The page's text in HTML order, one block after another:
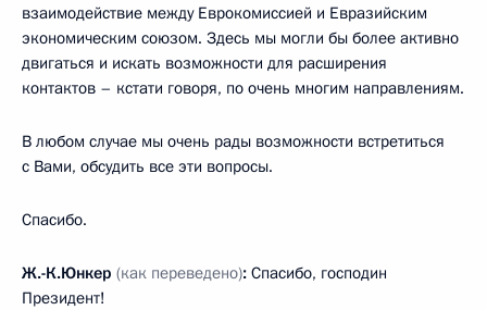
взаимодействие между Еврокомиссией и Евразийским
экономическим союзом. Здесь мы могли бы более активно
двигаться и искать возможности для расширения
контактов – кстати говоря, по очень многим направлениям.
В любом случае мы очень рады возможности встретиться
с Вами, обсудить все эти вопросы.
Спасибо.
Ж.-К.Юнкер (как переведено): Спасибо, господин
Президент!